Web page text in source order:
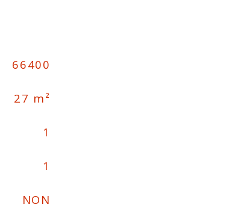
66400
27 m²
1
1
NON